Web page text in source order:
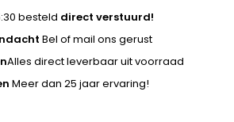
besteld direct verstuurd!
Bel of mail ons gerust
Alles direct leverbaar uit voorraad
Meer dan 25 jaar ervaring!